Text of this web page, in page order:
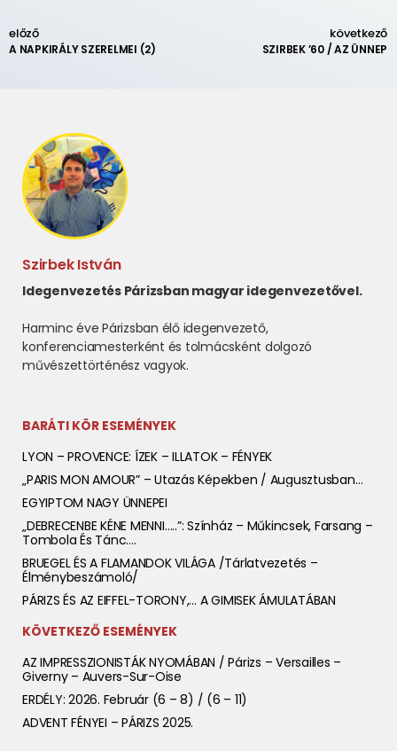
előző
A NAPKIRÁLY SZERELMEI (2)
következő
SZIRBEK ’60 / AZ ÜNNEP
Szirbek István
Idegenvezetés Párizsban magyar idegenvezetővel.
Harminc éve Párizsban élő idegenvezető,
konferenciamesterként és tolmácsként dolgozó
művészettörténész vagyok.
BARÁTI KÖR ESEMÉNYEK
LYON – PROVENCE: ÍZEK – ILLATOK – FÉNYEK
„PARIS MON AMOUR” – Utazás Képekben / Augusztusban…
EGYIPTOM NAGY ÜNNEPEI
„DEBRECENBE KÉNE MENNI…..”: Színház – Műkincsek, Farsang –
Tombola És Tánc….
BRUEGEL ÉS A FLAMANDOK VILÁGA /tárlatvezetés –
Élménybeszámoló/
PÁRIZS ÉS AZ EIFFEL-TORONY,… A GIMISEK ÁMULATÁBAN
KÖVETKEZŐ ESEMÉNYEK
AZ IMPRESSZIONISTÁK NYOMÁBAN / Párizs – Versailles –
Giverny – Auvers-Sur-Oise
ERDÉLY: 2026. Február (6 – 8) / (6 – 11)
ADVENT FÉNYEI – PÁRIZS 2025.